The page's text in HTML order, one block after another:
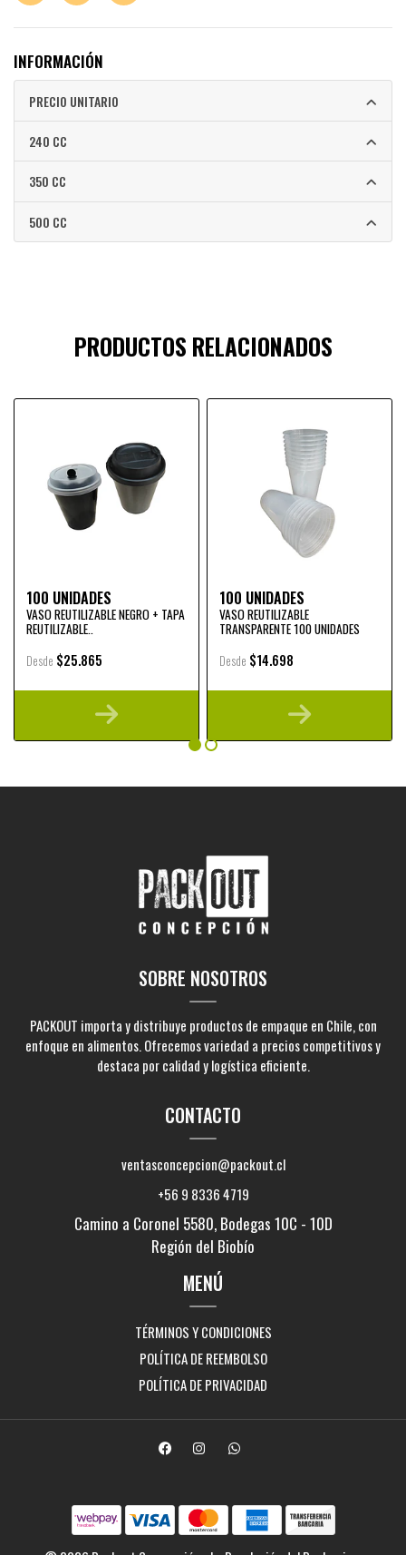
INFORMACIÓN
PRECIO UNITARIO
240 CC
350 CC
500 CC
PRODUCTOS RELACIONADOS
100 UNIDADES
VASO REUTILIZABLE NEGRO + TAPA
REUTILIZABLE..
Desde $25.865
100 UNIDADES
VASO REUTILIZABLE
TRANSPARENTE 100 UNIDADES
Desde $14.698
SOBRE NOSOTROS
PACKOUT importa y distribuye productos de empaque en Chile, con
enfoque en alimentos. Ofrecemos variedad a precios competitivos y
destaca por calidad y logística eficiente.
CONTACTO
ventasconcepcion@packout.cl
+56 9 8336 4719
Camino a Coronel 5580, Bodegas 10C - 10D
Región del Biobío
MENÚ
TÉRMINOS Y CONDICIONES
POLÍTICA DE REEMBOLSO
POLÍTICA DE PRIVACIDAD